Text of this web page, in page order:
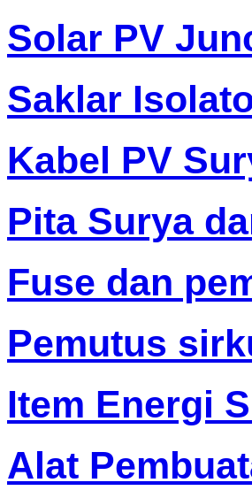
Solar PV
Saklar
Kabel PV
Pita Surya
Fuse dan
Pemutus
Item Energi
Alat